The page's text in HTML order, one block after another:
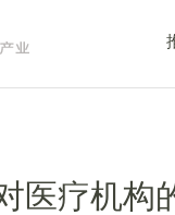
医疗机构